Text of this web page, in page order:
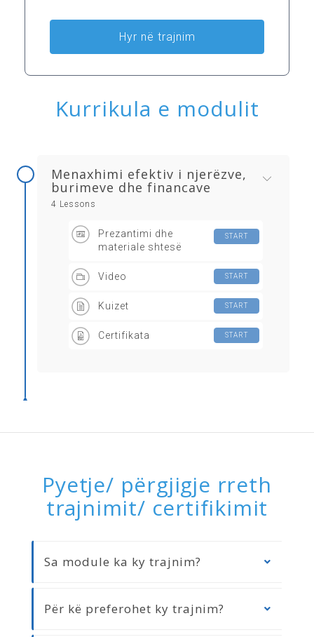
Hyr në trajnim
Kurrikula e modulit
Menaxhimi efektiv i njerëzve,
burimeve dhe financave
4 Lessons
Prezantimi dhe
materiale shtesë
START
Video START
Kuizet START
Certifikata START
Pyetje/ përgjigje rreth
trajnimit/ certifikimit
Sa module ka ky trajnim?
Për kë preferohet ky trajnim?